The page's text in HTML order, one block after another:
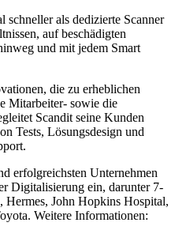
schneller als dedizierte Scanner
auf beschädigten
und mit jedem Smart
die zu erheblichen
Mitarbeiter- sowie die
Scandit seine Kunden
Tests, Lösungsdesign und
erfolgreichsten Unternehmen
Digitalisierung ein, darunter 7-
John Hopkins Hospital,
Weitere Informationen: